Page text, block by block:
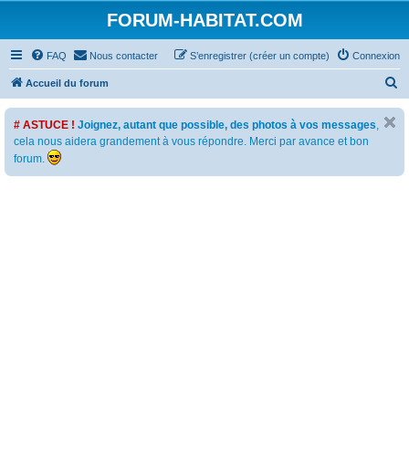
FORUM-HABITAT.COM
FAQ Nous contacter Connexion
S’enregistrer (créer un compte)
Accueil du forum
e
# ASTUCE ! Joignez, autant que possible, des photos à vos messages,
cela nous aidera grandement à vous répondre. Merci par avance et bon
forum.